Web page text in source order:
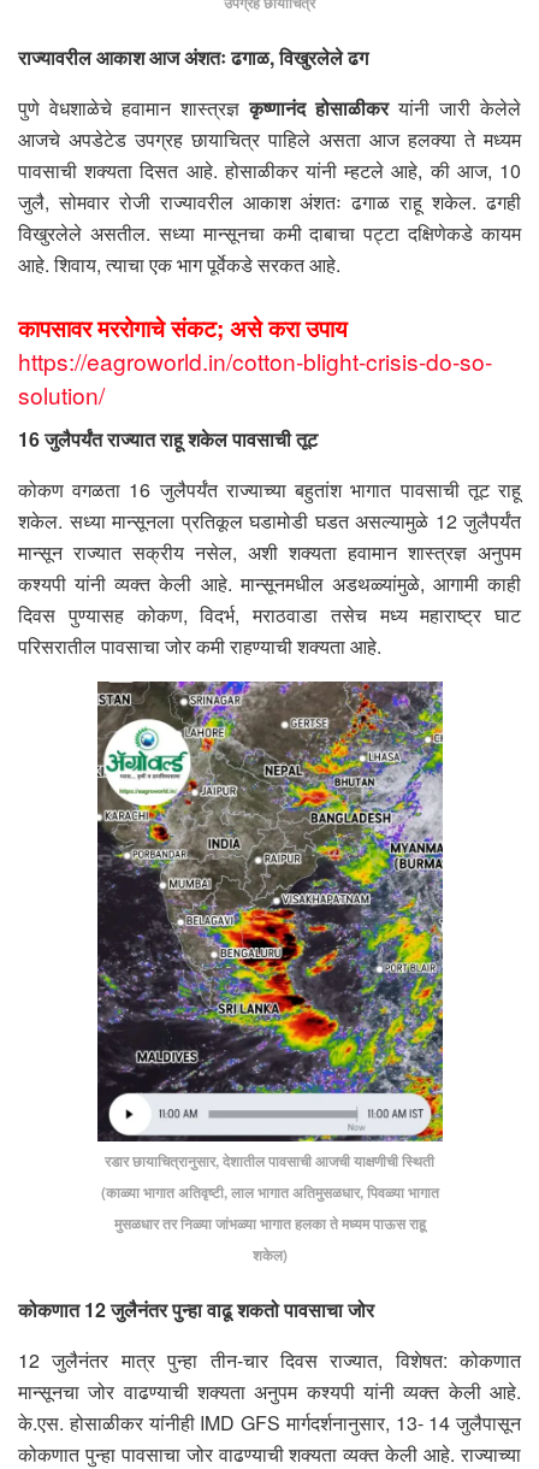
राज्यावरील आकाश आज अंशतः ढगाळ, विखुरलेले ढग
पुणे वेधशाळेचे हवामान शास्त्रज्ञकृष्णानंद होसाळीकरयांनी जारी केलेले
आजचे अपडेटेड उपग्रह छायाचित्र पाहिले असता आज हलक्या ते मध्यम
पावसाची शक्यता दिसत आहे. होसाळीकर यांनी म्हटले आहे, की आज, 10
जुलै, सोमवार रोजी राज्यावरील आकाश अंशतः ढगाळ राहू शकेल. ढगही
विखुरलेले असतील. सध्या मान्सूनचा कमी दाबाचा पट्टा दक्षिणेकडे कायम
आहे. शिवाय, त्याचा एक भाग पूर्वेकडे सरकत आहे.
कापसावर मररोगाचे संकट; असे करा उपाय
https://eagroworld.in/cotton-blight-crisis-do-so-
solution/
16 जुलैपर्यंत राज्यात राहू शकेल पावसाची तूट
कोकण वगळता 16 जुलैपर्यंत राज्याच्या बहुतांश भागात पावसाची तूट राहू
शकेल. सध्या मान्सूनला प्रतिकूल घडामोडी घडत असल्यामुळे 12 जुलैपर्यंत
मान्सून राज्यात सक्रीय नसेल, अशी शक्यता हवामान शास्त्रज्ञ अनुपम
कश्यपी यांनी व्यक्त केली आहे. मान्सूनमधील अडथळ्यांमुळे, आगामी काही
दिवस पुण्यासह कोकण, विदर्भ, मराठवाडा तसेच मध्य महाराष्ट्र घाट
परिसरातील पावसाचा जोर कमी राहण्याची शक्यता आहे.
रडार छायाचित्रानुसार, देशातील पावसाची आजची याक्षणीची स्थिती
(काळ्या भागात अतिवृष्टी, लाल भागात अतिमुसळधार, पिवळ्या भागात
मुसळधार तर निळ्या जांभळ्या भागात हलका ते मध्यम पाऊस राहू
शकेल)
कोकणात 12 जुलैनंतर पुन्हा वाढू शकतो पावसाचा जोर
12 जुलैनंतर मात्र पुन्हा तीन-चार दिवस राज्यात, विशेषत: कोकणात
मान्सूनचा जोर वाढण्याची शक्यता अनुपम कश्यपी यांनी व्यक्त केली आहे.
के.एस. होसाळीकर यांनीही IMD GFS मार्गदर्शनानुसार, 13- 14 जुलैपासून
कोकणात पुन्हा पावसाचा जोर वाढण्याची शक्यता व्यक्त केली आहे. राज्याच्या